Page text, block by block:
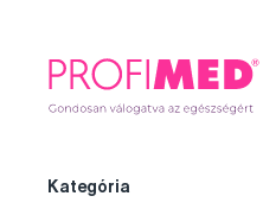
Kategória